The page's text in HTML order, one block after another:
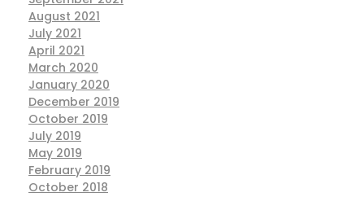
August 2021
July 2021
April 2021
March 2020
January 2020
December 2019
October 2019
July 2019
May 2019
February 2019
October 2018